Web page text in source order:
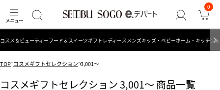
0
コスメ＆ビューティーフード＆スイーツギフト レディース メンズキッズ・ベビーホーム・キッチン
TOP コスメギフトセレクション 3,001～
コスメギフトセレクション 3,001～ 商品一覧